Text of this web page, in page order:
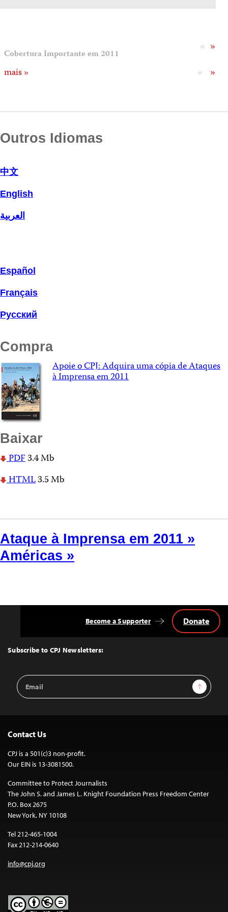
»
«
Cobertura Importante em 2011
»
«
mais »
Outros Idiomas
中文
English
العربية
Español
Français
Русский
Compra
Apoie o CPJ: Adquira uma cópia de Ataques
à Imprensa em 2011
Baixar
PDF3.4 Mb
HTML3.5 Mb
Ataque à Imprensa em 2011 »
Américas »
Top
Subscribe to CPJ Newsletters:
Email
Address
Sign Up
Become a Supporter Donate
Contact Us
CPJ is a 501(c)3 non-profit.
Our EIN is 13-3081500.
Committee to Protect Journalists
The John S. and James L. Knight Foundation Press Freedom Center
P.O. Box 2675
New York, NY 10108
Tel 212-465-1004
Fax 212-214-0640
info@cpj.org